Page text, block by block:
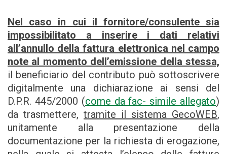
Nel caso in cui il fornitore/consulente sia
impossibilitato a inserire i dati relativi
all’annullo della fattura elettronica nel campo
note al momento dell’emissione della stessa,
il beneficiario del contributo può sottoscrivere
digitalmente una dichiarazione ai sensi del
D.P.R. 445/2000 (come da fac- simile allegato)
da trasmettere, tramite il sistema GecoWEB,
unitamente alla presentazione della
documentazione per la richiesta di erogazione,